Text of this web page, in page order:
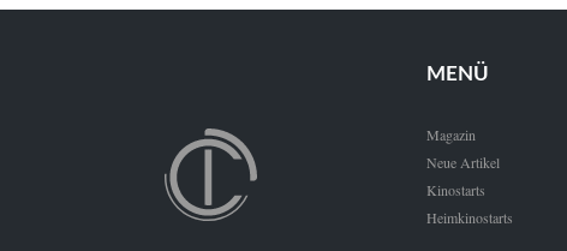
den Wettbewerb.
MENÜ
Magazin
Neue Artikel
Kinostarts
Heimkinostarts